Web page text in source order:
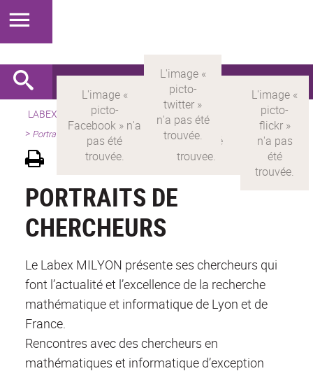
LABEX > LABEX MILYON Version française
Présentation
> Portraits de chercheurs
PORTRAITS DE
CHERCHEURS
Le Labex MILYON présente ses chercheurs qui
font l’actualité et l’excellence de la recherche
mathématique et informatique de Lyon et de
France.
Rencontres avec des chercheurs en
mathématiques et informatique d’exception